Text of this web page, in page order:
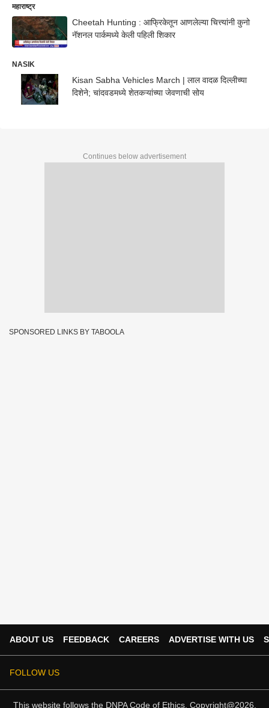
महाराष्ट्र
Cheetah Hunting : आफ्रिकेतून आणलेल्या चित्त्यांनी कुनो
नॅशनल पार्कमध्ये केली पहिली शिकार
NASIK
Kisan Sabha Vehicles March | लाल वादळ दिल्लीच्या
दिशेने; चांदवडमध्ये शेतकऱ्यांच्या जेवणाची सोय
Continues below advertisement
SPONSORED LINKS BY TABOOLA
ABOUT US FEEDBACK CAREERS ADVERTISE WITH US
FOLLOW US
This website follows the DNPA Code of Ethics. Copyright@2026.